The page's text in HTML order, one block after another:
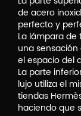
de acero
perfecto y
La lámpara
una
el espacio del
La parte
lujo utiliza el
tiendas
haciendo que